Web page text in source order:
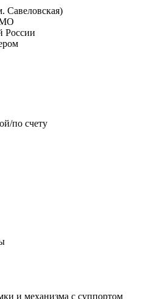
Савеловская)
МО
России
по счету
и механизма с суппортом